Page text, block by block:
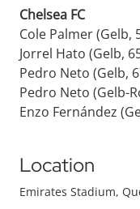
Chelsea FC
Cole Palmer (Gelb,
Jorrel Hato (Gelb,
Pedro Neto (Gelb,
Pedro Neto (Gelb-
Enzo Fernández
Location
Emirates Stadium,